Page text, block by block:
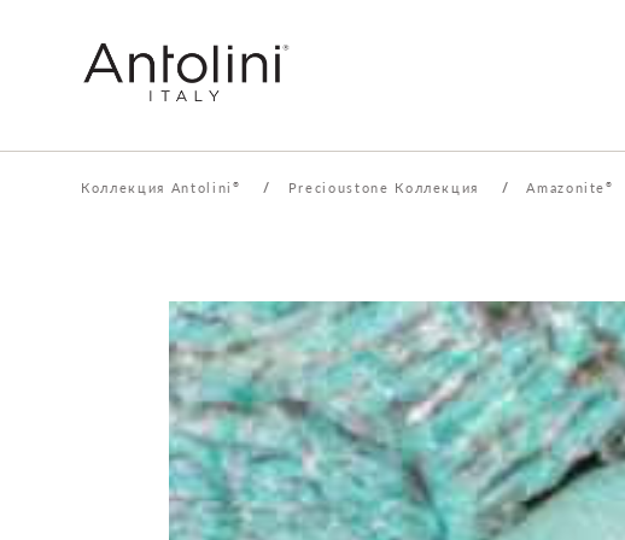
Коллекция Antolini ® / Precioustone Коллекция / Amazonite®